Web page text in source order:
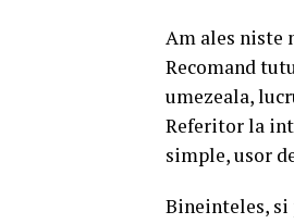
Am ales niste
Recomand
umezeala,
Referitor la
simple, usor
Bineinteles, si